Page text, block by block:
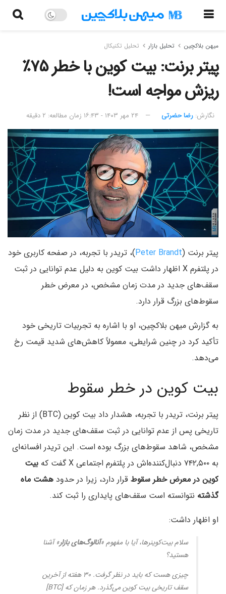
میهن بلاکچین تحلیل بازار تحلیل تکنیکال
پیتر برنت: بیت کوین با خطر ۷۵٪
ریزش مواجه است!
نگارش:‌ رضا حضرتی ۲۴ مهر ۱۴۰۳ - ۱۶:۴۳ زمان مطالعه: ۲ دقیقه
پیتر برنت (Peter Brandt)، تریدر با تجربه، در صفحه کاربری خود
در پلتفرم X اظهار داشت بیت کوین به دلیل عدم توانایی در ثبت
سقف‌های جدید در مدت زمان مشخص، در معرض خطر
سقوط‌های بزرگ قرار دارد.
به گزارش میهن بلاکچین، او با اشاره به تجربیات تاریخی خود
تأکید کرد در چنین شرایطی، معمولاً کاهش‌های شدید قیمت رخ
می‌دهد.
بیت کوین در خطر سقوط
پیتر برنت، تریدر با تجربه، هشدار داد بیت کوین (BTC) از نظر
تاریخی پس از عدم توانایی در ثبت سقف‌های جدید در مدت زمان
مشخص، شاهد سقوط‌های بزرگ بوده است. این تریدر افسانه‌ای
به ۷۴۲,۵۰۰ دنبال‌کننده‌اش در پلتفرم اجتماعی X گفت که
بیت
کوین در معرض خطر سقوط قرار دارد، زیرا در حدود هشت ماه
گذشته نتوانسته است سقف‌های پایداری را ثبت کند.
او اظهار داشت:
سلام بیت‌کوینرها، آیا با مفهوم «آنالوگ‌های بازار» آشنا
هستید؟
چیزی هست که باید در نظر گرفت. ۳۰ هفته از آخرین
سقف تاریخی بیت کوین می‌گذرد. هر زمان که [BTC]